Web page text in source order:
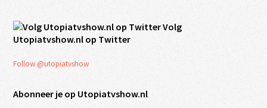
Volg
Utopiatvshow.nl op Twitter
Follow @utopiatvshow
Abonneer je op Utopiatvshow.nl